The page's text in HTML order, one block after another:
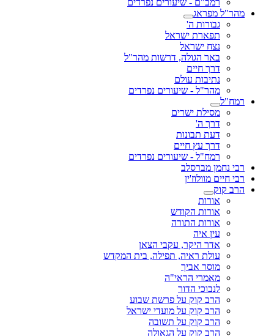
רמב"ם - שיעורים נפרדים
מהר"ל מפראג
גבורות ה'
תפארת ישראל
נצח ישראל
באר הגולה, דרשות מהר"ל
דרך חיים
נתיבות עולם
מהר"ל - שיעורים נפרדים
רמח"ל
מסילת ישרים
דרך ה'
דעת תבונות
דרך עץ חיים
רמח"ל - שיעורים נפרדים
רבי נחמן מברסלב
רבי חיים מוולוז'ין
הרב קוק
אורות
אורות הקודש
אורות התורה
עין איה
אדר היקר, עקבי הצאן
עולת ראיה, תפילה, בית המקדש
מוסר אביך
מאמרי הראי"ה
לנבוכי הדור
הרב קוק על פרשת שבוע
הרב קוק על מועדי ישראל
הרב קוק על תשובה
הרב קוק על הגאולה